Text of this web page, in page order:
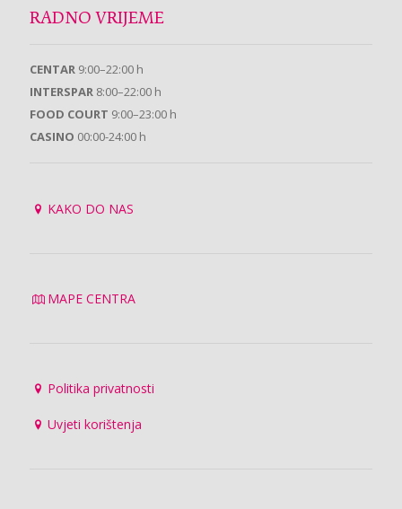
RADNO VRIJEME
CENTAR 9:00–22:00 h
INTERSPAR 8:00–22:00 h
FOOD COURT 9:00–23:00 h
CASINO 00:00-24:00 h
KAKO DO NAS
MAPE CENTRA
Politika privatnosti
Uvjeti korištenja